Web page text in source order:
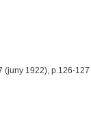
(juny 1922), p.126-127